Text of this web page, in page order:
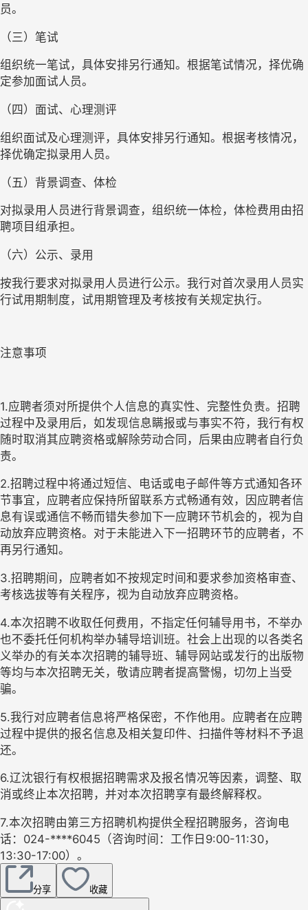
员。
（三）笔试
组织统一笔试，具体安排另行通知。根据笔试情况，择优确
定参加面试人员。
（四）面试、心理测评
组织面试及心理测评，具体安排另行通知。根据考核情况，
择优确定拟录用人员。
（五）背景调查、体检
对拟录用人员进行背景调查，组织统一体检，体检费用由招
聘项目组承担。
（六）公示、录用
按我行要求对拟录用人员进行公示。我行对首次录用人员实
行试用期制度，试用期管理及考核按有关规定执行。
注意事项
1.应聘者须对所提供个人信息的真实性、完整性负责。招聘
过程中及录用后，如发现信息瞒报或与事实不符，我行有权
随时取消其应聘资格或解除劳动合同，后果由应聘者自行负
责。
2.招聘过程中将通过短信、电话或电子邮件等方式通知各环
节事宜，应聘者应保持所留联系方式畅通有效，因应聘者信
息有误或通信不畅而错失参加下一应聘环节机会的，视为自
动放弃应聘资格。对于未能进入下一招聘环节的应聘者，不
再另行通知。
3.招聘期间，应聘者如不按规定时间和要求参加资格审查、
考核选拔等有关程序，视为自动放弃应聘资格。
4.本次招聘不收取任何费用，不指定任何辅导用书，不举办
也不委托任何机构举办辅导培训班。社会上出现的以各类名
义举办的有关本次招聘的辅导班、辅导网站或发行的出版物
等均与本次招聘无关，敬请应聘者提高警惕，切勿上当受
骗。
5.我行对应聘者信息将严格保密，不作他用。应聘者在应聘
过程中提供的报名信息及相关复印件、扫描件等材料不予退
还。
6.辽沈银行有权根据招聘需求及报名情况等因素，调整、取
消或终止本次招聘，并对本次招聘享有最终解释权。
7.本次招聘由第三方招聘机构提供全程招聘服务，咨询电
话：024-****6045（咨询时间：工作日9:00-11:30，
13:30-17:00）。
分享 收藏